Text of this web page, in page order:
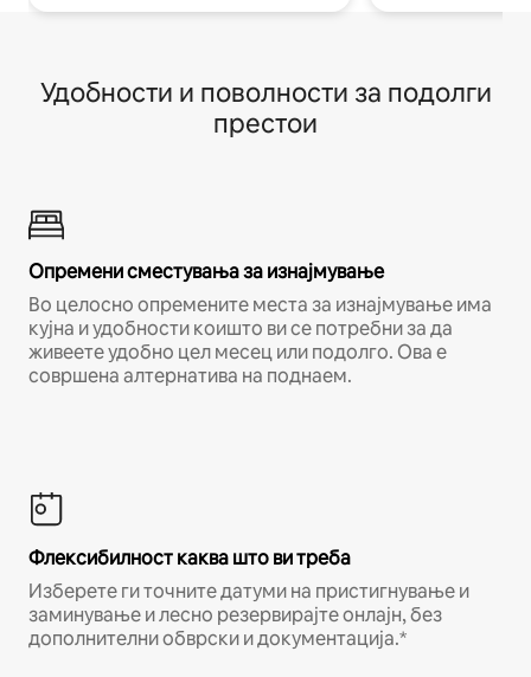
Удобности и поволности за подолги
престои
Опремени сместувања за изнајмување
Во целосно опремените места за изнајмување има
кујна и удобности коишто ви се потребни за да
живеете удобно цел месец или подолго. Ова е
совршена алтернатива на поднаем.
Флексибилност каква што ви треба
Изберете ги точните датуми на пристигнување и
заминување и лесно резервирајте онлајн, без
дополнителни обврски и документација.*